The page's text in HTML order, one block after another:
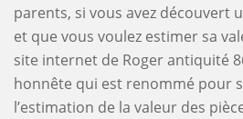
parents, si vous avez découvert
et que vous voulez estimer sa
site internet de Roger antiquité
honnête qui est renommé pour
l’estimation de la valeur des